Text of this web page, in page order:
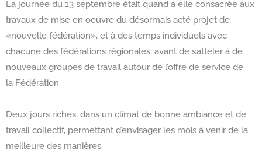
La journée du 13 septembre était quand à elle consacrée aux
travaux de mise en oeuvre du désormais acté projet de
«nouvelle fédération», et à des temps individuels avec
chacune des fédérations régionales, avant de s’atteler à de
nouveaux groupes de travail autour de l’offre de service de
la Fédération.
Deux jours riches, dans un climat de bonne ambiance et de
travail collectif, permettant d’envisager les mois à venir de la
meilleure des manières.